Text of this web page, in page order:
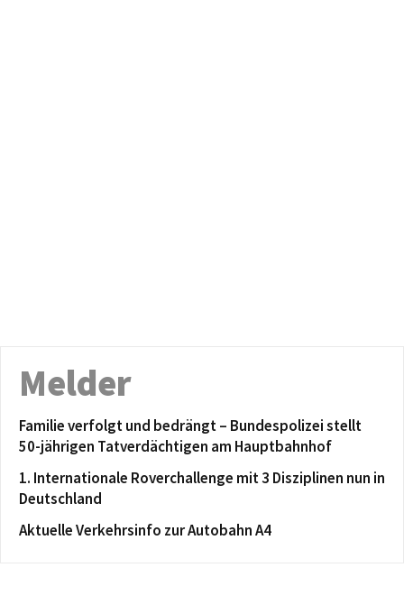
Melder
Familie verfolgt und bedrängt – Bundespolizei stellt
50-jährigen Tatverdächtigen am Hauptbahnhof
1. Internationale Roverchallenge mit 3 Disziplinen nun in
Deutschland
Aktuelle Verkehrsinfo zur Autobahn A4